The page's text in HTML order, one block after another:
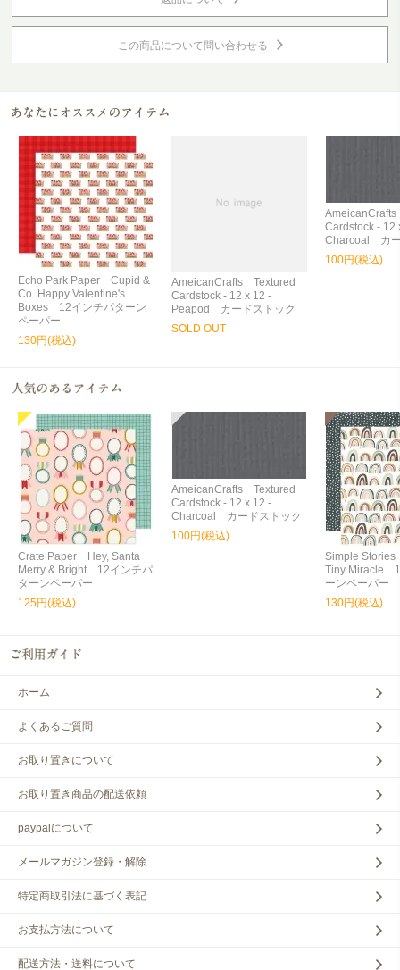
この商品について問い合わせる
Echo Park Paper Cupid &
Co. Happy Valentine's
Boxes 12インチパターン
ペーパー
130円(税込)
AmeicanCrafts Textured
Cardstock - 12 x 12 -
Peapod カードストック
SOLD OUT
Cardstock - 12
Charcoal カ
100円(税込)
Crate Paper Hey, Santa
Merry & Bright 12インチパ
ターンペーパー
125円(税込)
AmeicanCrafts Textured
Cardstock - 12 x 12 -
Charcoal カードストック
100円(税込)
Simple
Tiny Miracle
ーンペーパー
130円(税込)
ホーム
よくあるご質問
お取り置きについて
お取り置き商品の配送依頼
paypalについて
メールマガジン登録・解除
特定商取引法に基づく表記
お支払方法について
配送方法・送料について